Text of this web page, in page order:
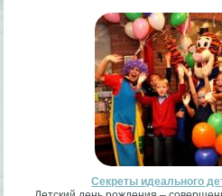
Секреты идеального